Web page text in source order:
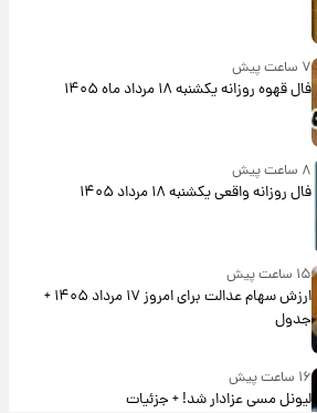
۷ ساعت پیش
فال قهوه روزانه یکشنبه ۱۸ مرداد ماه ۱۴۰۵
۸ ساعت پیش
فال روزانه واقعی یکشنبه ۱۸ مرداد ۱۴۰۵
۱۵ ساعت پیش
ارزش سهام عدالت برای امروز ۱۷ مرداد ۱۴۰۵ +
جدول
۱۶ ساعت پیش
لیونل مسی عزادار شد! + جزئیات